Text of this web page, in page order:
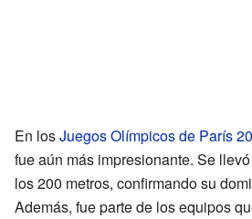
En losJuegos Olímpicos de París
fue aún más impresionante. Se
los 200 metros, confirmando su
Además, fue parte de los equipos